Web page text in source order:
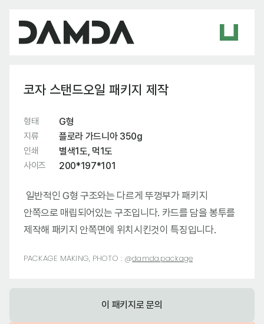
코자 스탠드오일 패키지 제작
형태 G형
지류 플로라 가드니아 350g
인쇄 별색1도, 먹1도
사이즈 200*197*101
일반적인 G형 구조와는 다르게 뚜껑부가 패키지
안쪽으로 매립되어있는 구조입니다. 카드를 담을 봉투를
제작해 패키지 안쪽면에 위치시킨것이 특징입니다.
PACKAGE MAKING, PHOTO : @damda.package
이 패키지로 문의